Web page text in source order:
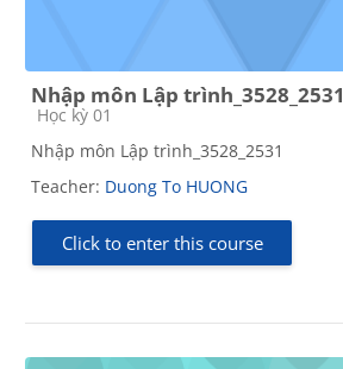
Nhập môn Lập trình_3528_2531
Course category
Học kỳ 01
Nhập môn Lập trình_3528_2531
Teacher: Duong To HUONG
Click to enter this course